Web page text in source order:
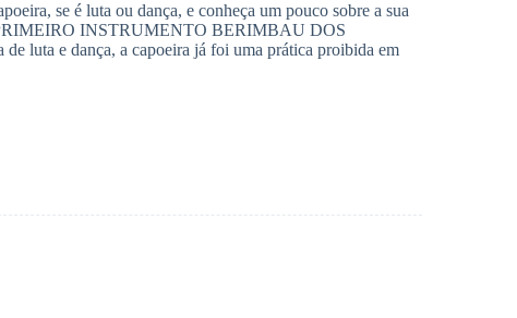
se é luta ou dança, e conheça um pouco sobre a sua
INSTRUMENTO BERIMBAU DOS
luta e dança, a capoeira já foi uma prática proibida em